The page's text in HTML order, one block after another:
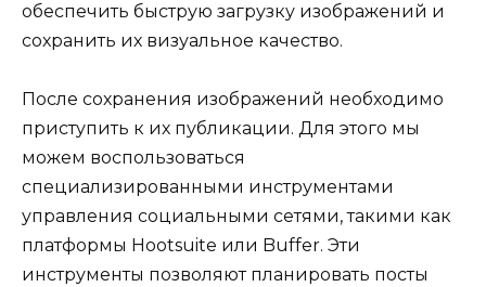
обеспечить быструю загрузку изображений и
сохранить их визуальное качество.
После сохранения изображений необходимо
приступить к их публикации. Для этого мы
можем воспользоваться
специализированными инструментами
управления социальными сетями, такими как
платформы Hootsuite или Buffer. Эти
инструменты позволяют планировать посты